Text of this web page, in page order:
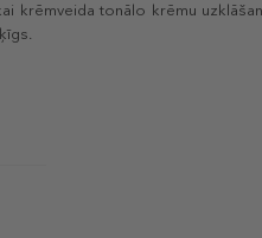
krēmveida tonālo krēmu